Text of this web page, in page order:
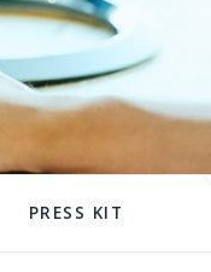
PRESS KIT